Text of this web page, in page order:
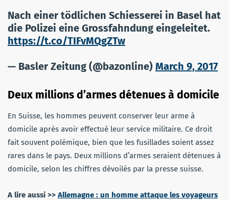
Nach einer tödlichen Schiesserei in Basel hat
die Polizei eine Grossfahndung eingeleitet.
https://t.co/TIFvMQgZTw
— Basler Zeitung (@bazonline) March 9, 2017
Deux millions d’armes détenues à domicile
En Suisse, les hommes peuvent conserver leur arme à
domicile après avoir effectué leur service militaire. Ce droit
fait souvent polémique, bien que les fusillades soient assez
rares dans le pays. Deux millions d’armes seraient détenues à
domicile, selon les chiffres dévoilés par la presse suisse.
A lire aussi >> Allemagne : un homme attaque les voyageurs